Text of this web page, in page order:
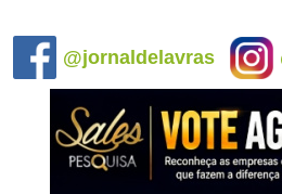
@jornaldelavras